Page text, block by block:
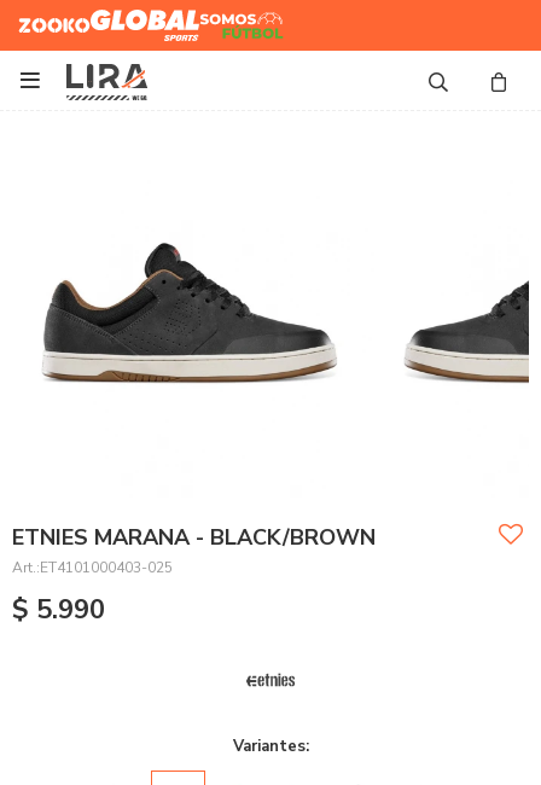
Zooko Global Sports
Somos
Futbol

ETNIES MARANA - BLACK/BROWN
ET4101000403-025
$ 5.990
Variantes: